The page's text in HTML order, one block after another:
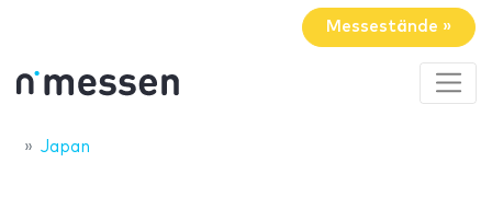
Messestände »
Japan